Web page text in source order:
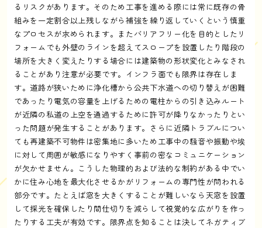
るリスクがあります。そのため工事を進める際には常に既存の骨
組みを一定割合以上残しながら補強を繰り返していくという慎重
なプロセスが求められます。またバリアフリー化を目的としたリ
フォームでも外壁のラインを超えてスロープを設置したり階段の
場所を大きく変えたりする場合には建築物の形状変化とみなされ
ることがあり注意が必要です。インフラ面でも限界は存在しま
す。道路が狭いために浄化槽から公共下水道への切り替えが困難
であったり電気の容量を上げるための電柱からの引き込みルート
が近隣の私道の上空を通過するために許可が降りなかったりとい
った問題が発生することがあります。さらに近隣トラブルについ
ても再建築不可物件は密集地に多いため工事中の騒音や振動や埃
に対して周囲が敏感になりやすく事前の密なコミュニケーション
が欠かせません。こうした物理的および法的な制約がある中でい
かに住み心地を最大化させるかがリフォームの専門性が問われる
部分です。たとえば窓を大きくすることが難しいなら天窓を設置
して採光を確保したり間仕切りを減らして視覚的な広がりを作っ
たりする工夫が有効です。限界点を知ることは決してネガティブ